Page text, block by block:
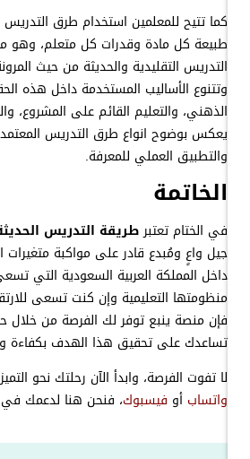
كما تتيح للمعلمين استخدام طرق التدريس
طبيعة كل مادة وقدرات كل متعلم، وهو ما
التدريس التقليدية والحديثة من حيث المرونة
وتتنوع الأساليب المستخدمة داخل هذه
الذهني، والتعليم القائم على المشروع،
يعكس بوضوح انواع طرق التدريس المعتمدة
والتطبيق العملي للمعرفة.
الخاتمة
في الختام تعتبرطريقة التدريس الحديثة
جيل واعٍ ومُبدع قادر على مواكبة متغيرات
داخل المملكة العربية السعودية التي تسعى
منظومتها التعليمية وإن كنت تسعى للارتقاء
فإن منصة ينبع توفر لك الفرصة من خلال
تساعدك على تحقيق هذا الهدف بكفاءة
لا تفوت الفرصة، وابدأ الآن رحلتك نحو التميز
واتسابأوفيسبوك، فنحن هنا لدعمك في